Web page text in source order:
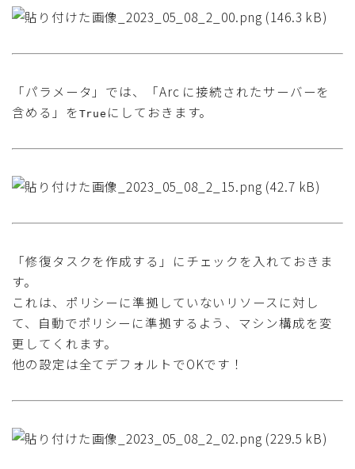
「パラメータ」では、「Arc に接続されたサーバーを
含める」を True にしておきます。
「修復タスクを作成する」にチェックを入れておきま
す。
これは、ポリシーに準拠していないリソースに対し
て、自動でポリシーに準拠するよう、マシン構成を変
更してくれます。
他の設定は全てデフォルトでOKです！